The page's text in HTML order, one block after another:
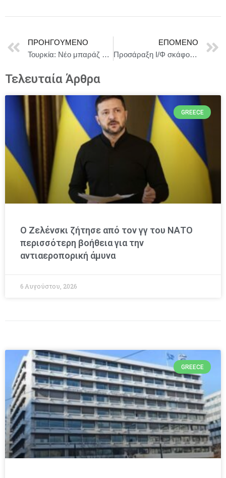
ΠΡΟΗΓΟΎΜΕΝΟ
Τουρκία: Νέο μπαράζ συλλήψεων δημάρχων και στελεχών της αξιωματικής αντιπολίτευσης
ΕΠΌΜΕΝΟ
Προσάραξη Ι/Φ σκάφους στη Θάσο
Τελευταία Άρθρα
GREECE
Ο Ζελένσκι ζήτησε από τον γγ του ΝΑΤΟ
περισσότερη βοήθεια για την
αντιαεροπορική άμυνα
6 Αυγούστου, 2026
GREECE